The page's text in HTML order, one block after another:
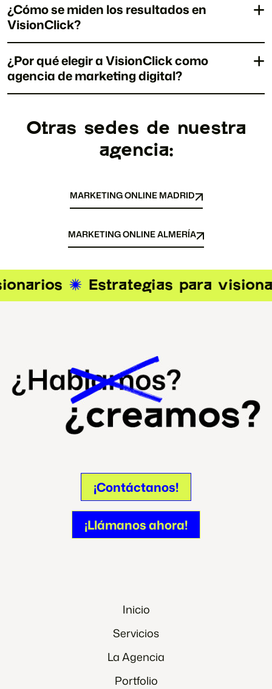
¿Cómo se miden los resultados en
VisionClick?
¿Por qué elegir a VisionClick como
agencia de marketing digital?
Otras sedes de nuestra
agencia:
MARKETING ONLINE MADRID
MARKETING ONLINE MADRID
MARKETING ONLINE ALMERÍA
MARKETING ONLINE ALMERÍA
¡Contáctanos!
¡Contáctanos!
¡Llámanos ahora!
¡Llámanos ahora!
Inicio
Servicios
La Agencia
Portfolio